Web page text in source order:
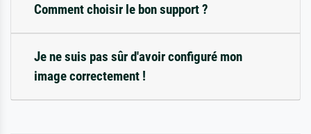
Comment choisir le bon support ?
Je ne suis pas sûr d'avoir configuré mon
image correctement !